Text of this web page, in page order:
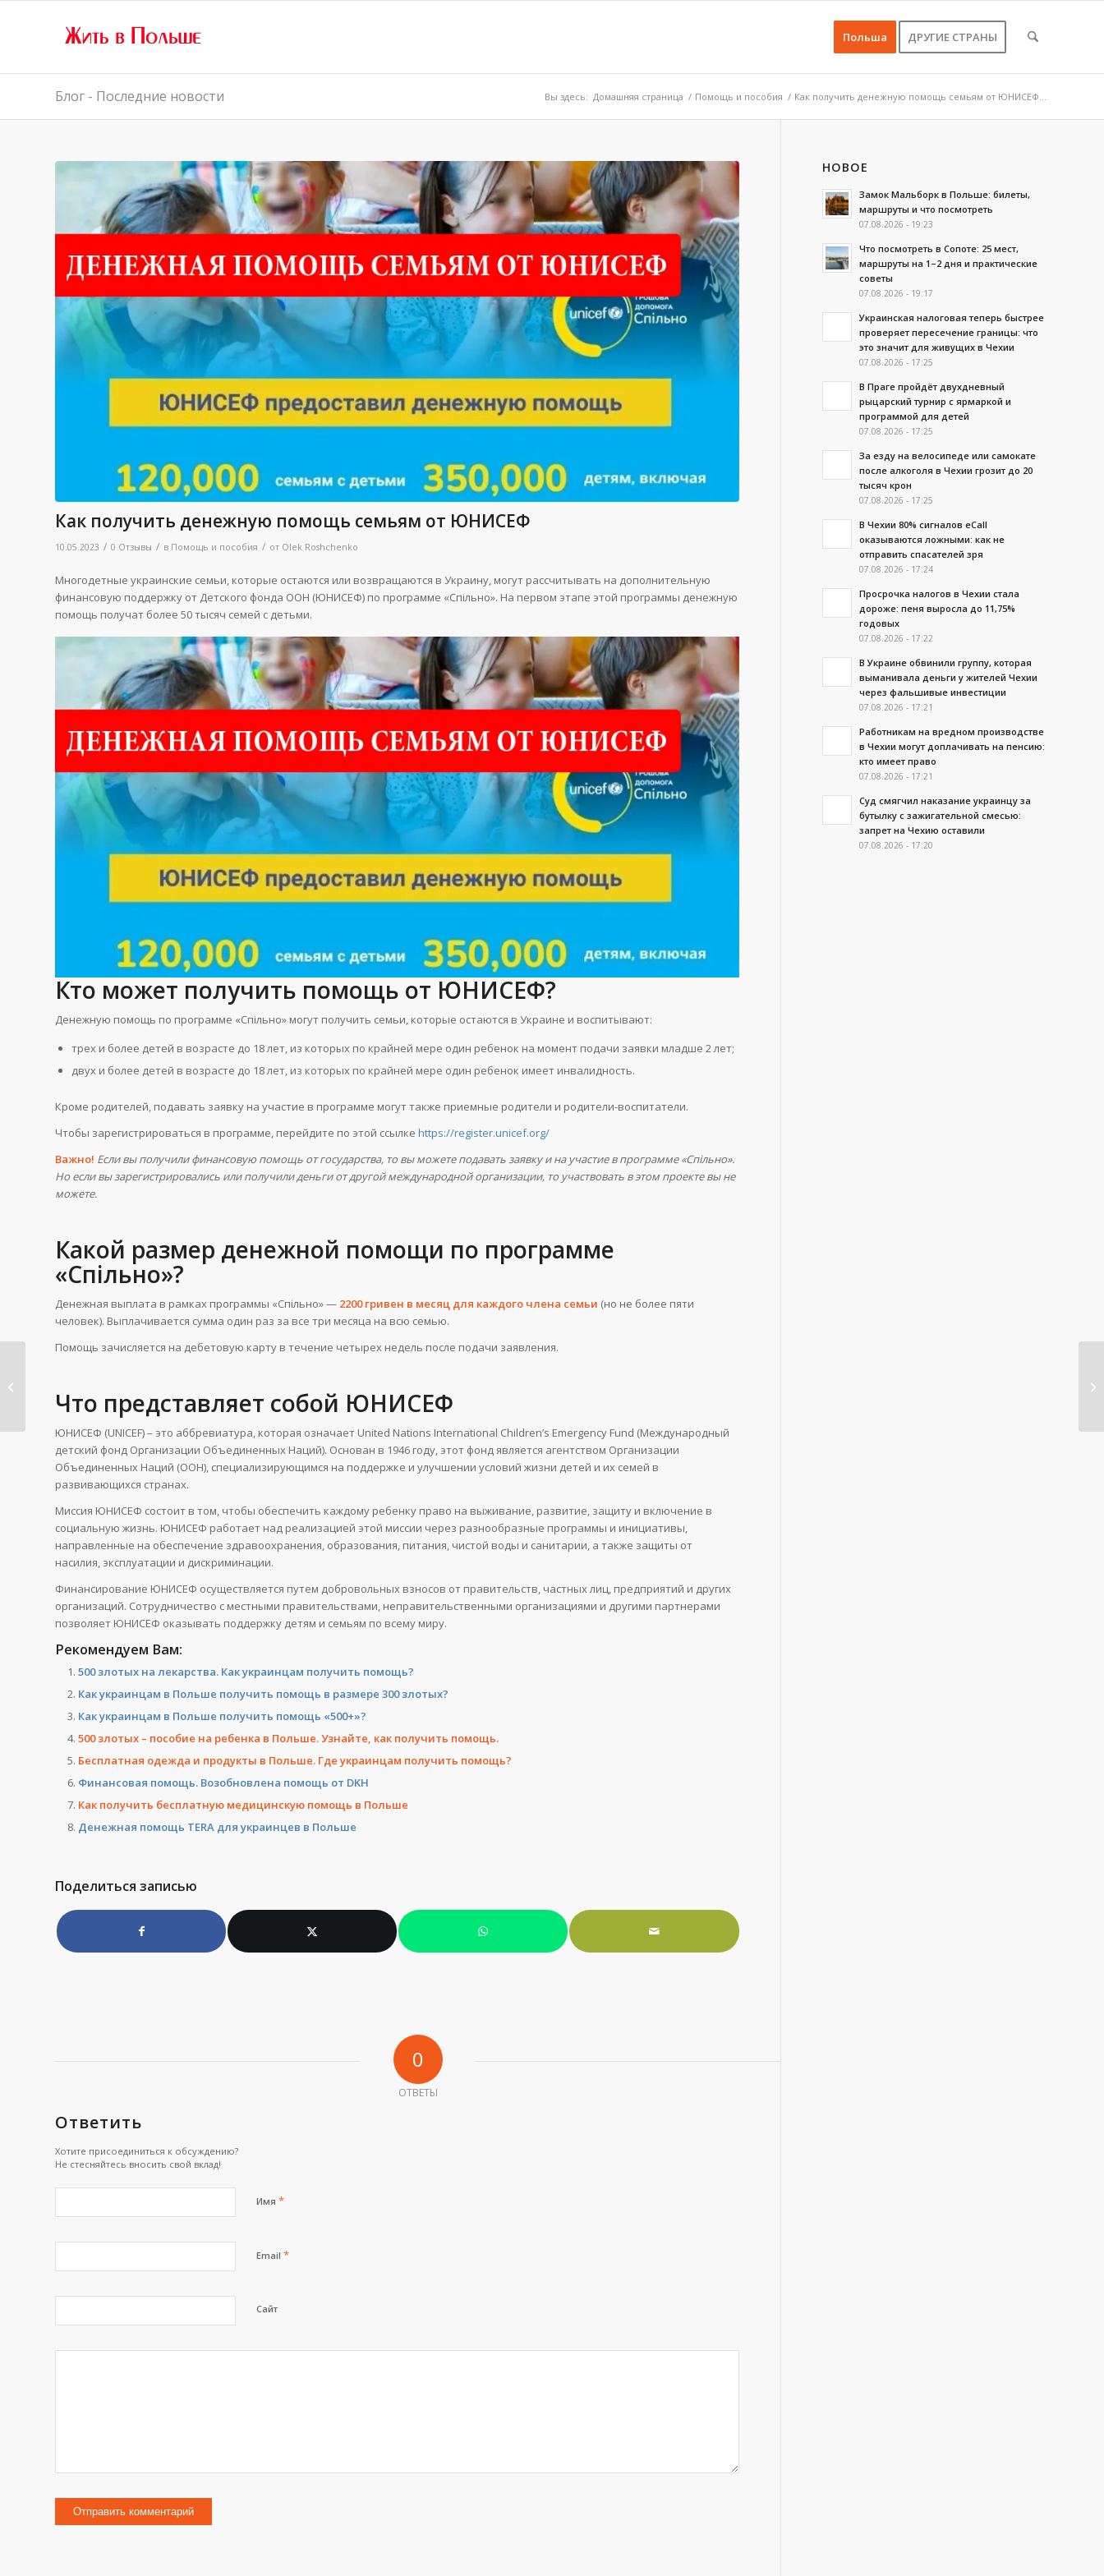
Польша ДРУГИЕ СТРАНЫ
Блог - Последние новости Вы здесь: Домашняя страница / Помощь и пособия / Как получить денежную помощь семьям от ЮНИСЕФ...
Как получить денежную помощь семьям от ЮНИСЕФ
10.05.2023 / 0 Отзывы / в Помощь и пособия / от Olek Roshchenko
Многодетные украинские семьи, которые остаются или возвращаются в Украину, могут рассчитывать на дополнительную
финансовую поддержку от Детского фонда ООН (ЮНИСЕФ) по программе «Спільно». На первом этапе этой программы денежную
помощь получат более 50 тысяч семей с детьми.
Кто может получить помощь от ЮНИСЕФ?
Денежную помощь по программе «Спільно» могут получить семьи, которые остаются в Украине и воспитывают:
трех и более детей в возрасте до 18 лет, из которых по крайней мере один ребенок на момент подачи заявки младше 2 лет;
двух и более детей в возрасте до 18 лет, из которых по крайней мере один ребенок имеет инвалидность.
Кроме родителей, подавать заявку на участие в программе могут также приемные родители и родители-воспитатели.
Чтобы зарегистрироваться в программе, перейдите по этой ссылке https://register.unicef.org/
Важно! Если вы получили финансовую помощь от государства, то вы можете подавать заявку и на участие в программе «Спільно».
Но если вы зарегистрировались или получили деньги от другой международной организации, то участвовать в этом проекте вы не
можете.
Какой размер денежной помощи по программе
«Спільно»?
Денежная выплата в рамках программы «Спільно» — 2200 гривен в месяц для каждого члена семьи (но не более пяти
человек). Выплачивается сумма один раз за все три месяца на всю семью.
Помощь зачисляется на дебетовую карту в течение четырех недель после подачи заявления.
Что представляет собой ЮНИСЕФ
ЮНИСЕФ (UNICEF) – это аббревиатура, которая означает United Nations International Children’s Emergency Fund (Международный
детский фонд Организации Объединенных Наций). Основан в 1946 году, этот фонд является агентством Организации
Объединенных Наций (ООН), специализирующимся на поддержке и улучшении условий жизни детей и их семей в
развивающихся странах.
Миссия ЮНИСЕФ состоит в том, чтобы обеспечить каждому ребенку право на выживание, развитие, защиту и включение в
социальную жизнь. ЮНИСЕФ работает над реализацией этой миссии через разнообразные программы и инициативы,
направленные на обеспечение здравоохранения, образования, питания, чистой воды и санитарии, а также защиты от
насилия, эксплуатации и дискриминации.
Финансирование ЮНИСЕФ осуществляется путем добровольных взносов от правительств, частных лиц, предприятий и других
организаций. Сотрудничество с местными правительствами, неправительственными организациями и другими партнерами
позволяет ЮНИСЕФ оказывать поддержку детям и семьям по всему миру.
Рекомендуем Вам:
500 злотых на лекарства. Как украинцам получить помощь?
Как украинцам в Польше получить помощь в размере 300 злотых?
Как украинцам в Польше получить помощь «500+»?
500 злотых – пособие на ребенка в Польше. Узнайте, как получить помощь.
Бесплатная одежда и продукты в Польше. Где украинцам получить помощь?
Финансовая помощь. Возобновлена помощь от DKH
Как получить бесплатную медицинскую помощь в Польше
Денежная помощь TERA для украинцев в Польше
Поделиться записью
0
ОТВЕТЫ
Ответить
Хотите присоединиться к обсуждению?
Не стесняйтесь вносить свой вклад!
Имя *
Email *
Сайт
НОВОЕ
Замок Мальборк в Польше: билеты,
маршруты и что посмотреть
07.08.2026 - 19:23
Что посмотреть в Сопоте: 25 мест,
маршруты на 1–2 дня и практические
советы
07.08.2026 - 19:17
Украинская налоговая теперь быстрее
проверяет пересечение границы: что
это значит для живущих в Чехии
07.08.2026 - 17:25
В Праге пройдёт двухдневный
рыцарский турнир с ярмаркой и
программой для детей
07.08.2026 - 17:25
За езду на велосипеде или самокате
после алкоголя в Чехии грозит до 20
тысяч крон
07.08.2026 - 17:25
В Чехии 80% сигналов eCall
оказываются ложными: как не
отправить спасателей зря
07.08.2026 - 17:24
Просрочка налогов в Чехии стала
дороже: пеня выросла до 11,75%
годовых
07.08.2026 - 17:22
В Украине обвинили группу, которая
выманивала деньги у жителей Чехии
через фальшивые инвестиции
07.08.2026 - 17:21
Работникам на вредном производстве
в Чехии могут доплачивать на пенсию:
кто имеет право
07.08.2026 - 17:21
Суд смягчил наказание украинцу за
бутылку с зажигательной смесью:
запрет на Чехию оставили
07.08.2026 - 17:20
от Красного Креста...